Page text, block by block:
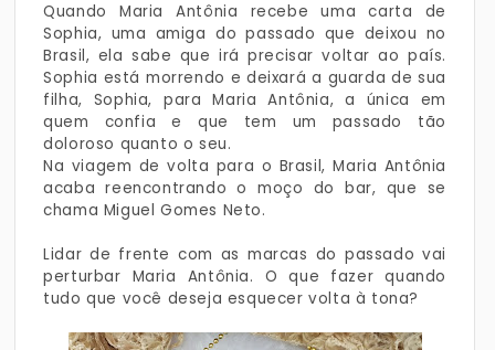
Quando Maria Antônia recebe uma carta de
Sophia, uma amiga do passado que deixou no
Brasil, ela sabe que irá precisar voltar ao país.
Sophia está morrendo e deixará a guarda de sua
filha, Sophia, para Maria Antônia, a única em
quem confia e que tem um passado tão
doloroso quanto o seu.
Na viagem de volta para o Brasil, Maria Antônia
acaba reencontrando o moço do bar, que se
chama Miguel Gomes Neto.
Lidar de frente com as marcas do passado vai
perturbar Maria Antônia. O que fazer quando
tudo que você deseja esquecer volta à tona?